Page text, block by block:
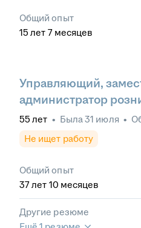
Общий опыт
15 лет 7 месяцев
Управляющий,
администратор
55 лет • Была31 июля •
Не ищет работу
Общий опыт
37лет 10 месяцев
Другие резюме